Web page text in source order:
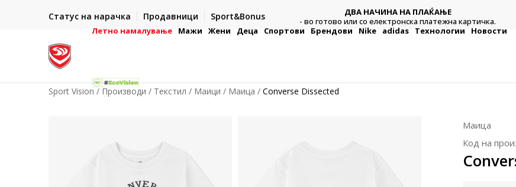
Статус на нарачка Продавници Sport&Bonus
- на сите нарачки во готово или со електронска платежна
ДВА НАЧИНА НА ПЛАЌАЊЕ
- во готово или со електронска платежна картичка.
Летно намалување Мажи Жени Деца Спортови Брендови Nike adidas Технологии Новости
Sport Vision Производи Текстил Маици Маица Converse Dissected
Маица
Код на